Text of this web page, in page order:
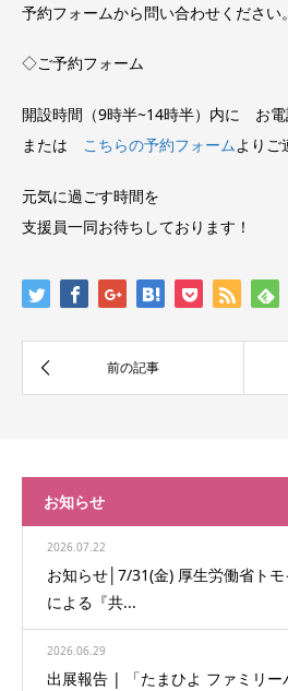
予約フォームから問い合わせください。
◇ご予約フォーム
開設時間（9時半~14時半）内に お
または こちらの予約フォームよりご
元気に過ごす時間を
支援員一同お待ちしております！
お知らせ
2026.07.22
お知らせ│7/31(金) 厚生労働省ト
による『共...
2026.06.29
出展報告 | 「たまひよ ファミリ